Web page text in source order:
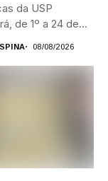
da USP
de 1º a 24 de...
08/08/2026